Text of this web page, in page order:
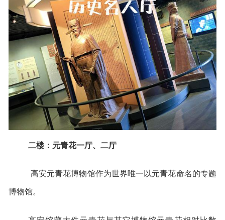
二楼：元青花一厅、二厅
高安元青花博物馆作为世界唯一以元青花命名的专题
博物馆。